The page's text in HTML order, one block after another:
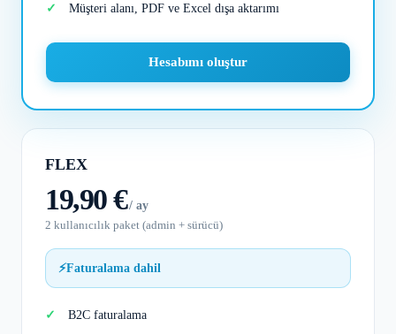
FLEX
19,90 €/ ay
2 kullanıcılık paket (admin + sürücü)
⚡Faturalama dahil
B2C faturalama
Müşteri alanı, PDF ve Excel dışa aktarımı
Hesabımı oluştur